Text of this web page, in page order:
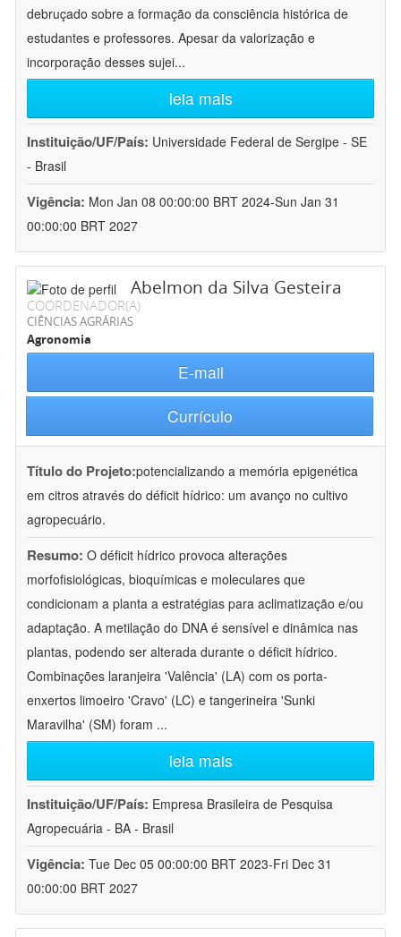
debruçado sobre a formação da consciência histórica de
estudantes e professores. Apesar da valorização e
incorporação desses sujei...
leia mais
Instituição/UF/País: Universidade Federal de Sergipe - SE
- Brasil
Vigência: Mon Jan 08 00:00:00 BRT 2024-Sun Jan 31
00:00:00 BRT 2027
Abelmon da Silva Gesteira
COORDENADOR(A)
CIÊNCIAS AGRÁRIAS
Agronomia
E-mail
Currículo
Título do Projeto:potencializando a memória epigenética
em citros através do déficit hídrico: um avanço no cultivo
agropecuário.
Resumo: O déficit hídrico provoca alterações
morfofisiológicas, bioquímicas e moleculares que
condicionam a planta a estratégias para aclimatização e/ou
adaptação. A metilação do DNA é sensível e dinâmica nas
plantas, podendo ser alterada durante o déficit hídrico.
Combinações laranjeira 'Valência' (LA) com os porta-
enxertos limoeiro 'Cravo' (LC) e tangerineira 'Sunki
Maravilha' (SM) foram ...
leia mais
Instituição/UF/País: Empresa Brasileira de Pesquisa
Agropecuária - BA - Brasil
Vigência: Tue Dec 05 00:00:00 BRT 2023-Fri Dec 31
00:00:00 BRT 2027